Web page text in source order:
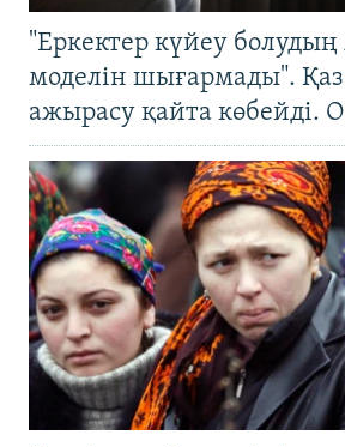
"Еркектер күйеу
моделін шығармады".
ажырасу қайта көбейді.